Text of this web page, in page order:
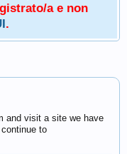
a e non
.
and visit a site we have
to